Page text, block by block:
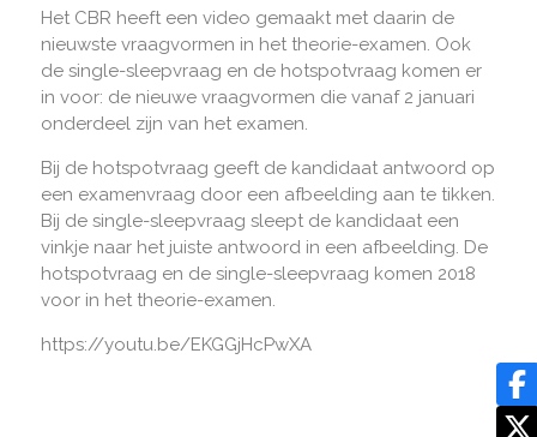
Het CBR heeft een video gemaakt met daarin de
nieuwste vraagvormen in het theorie-examen. Ook
de single-sleepvraag en de hotspotvraag komen er
in voor: de nieuwe vraagvormen die vanaf 2 januari
onderdeel zijn van het examen.
Bij de hotspotvraag geeft de kandidaat antwoord op
een examenvraag door een afbeelding aan te tikken.
Bij de single-sleepvraag sleept de kandidaat een
vinkje naar het juiste antwoord in een afbeelding. De
hotspotvraag en de single-sleepvraag komen 2018
voor in het theorie-examen.
https://youtu.be/EKGGjHcPwXA